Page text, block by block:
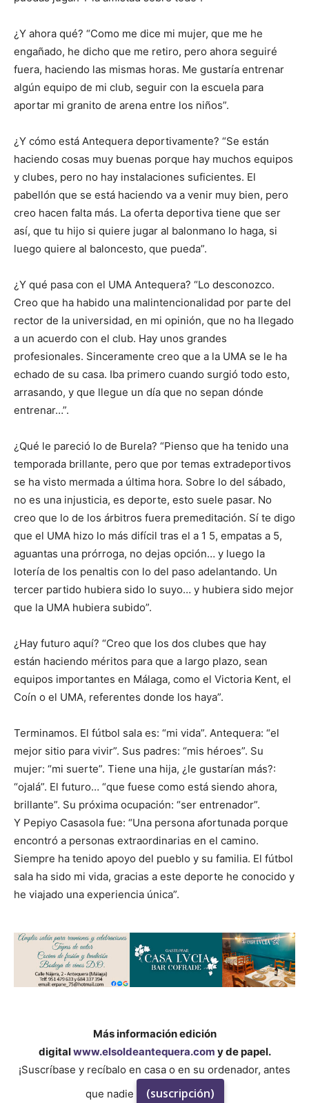
¿Y ahora qué? “Como me dice mi mujer, que me he
engañado, he dicho que me retiro, pero ahora seguiré
fuera, haciendo las mismas horas. Me gustaría entrenar
algún equipo de mi club, seguir con la escuela para
aportar mi granito de arena entre los niños”.
¿Y cómo está Antequera deportivamente? “Se están
haciendo cosas muy buenas porque hay muchos equipos
y clubes, pero no hay instalaciones suficientes. El
pabellón que se está haciendo va a venir muy bien, pero
creo hacen falta más. La oferta deportiva tiene que ser
así, que tu hijo si quiere jugar al balonmano lo haga, si
luego quiere al baloncesto, que pueda”.
¿Y qué pasa con el UMA Antequera? “Lo desconozco.
Creo que ha habido una malintencionalidad por parte del
rector de la universidad, en mi opinión, que no ha llegado
a un acuerdo con el club. Hay unos grandes
profesionales. Sinceramente creo que a la UMA se le ha
echado de su casa. Iba primero cuando surgió todo esto,
arrasando, y que llegue un día que no sepan dónde
entrenar…”.
¿Qué le pareció lo de Burela? “Pienso que ha tenido una
temporada brillante, pero que por temas extradeportivos
se ha visto mermada a última hora. Sobre lo del sábado,
no es una injusticia, es deporte, esto suele pasar. No
creo que lo de los árbitros fuera premeditación. Sí te digo
que el UMA hizo lo más difícil tras el a 1 5, empatas a 5,
aguantas una prórroga, no dejas opción… y luego la
lotería de los penaltis con lo del paso adelantando. Un
tercer partido hubiera sido lo suyo… y hubiera sido mejor
que la UMA hubiera subido”.
¿Hay futuro aquí? “Creo que los dos clubes que hay
están haciendo méritos para que a largo plazo, sean
equipos importantes en Málaga, como el Victoria Kent, el
Coín o el UMA, referentes donde los haya”.
Terminamos. El fútbol sala es: “mi vida”. Antequera: “el
mejor sitio para vivir”. Sus padres: “mis héroes”. Su
mujer: “mi suerte”. Tiene una hija, ¿le gustarían más?:
“ojalá”. El futuro… “que fuese como está siendo ahora,
brillante”. Su próxima ocupación: “ser entrenador”.
Y Pepiyo Casasola fue: “Una persona afortunada porque
encontró a personas extraordinarias en el camino.
Siempre ha tenido apoyo del pueblo y su familia. El fútbol
sala ha sido mi vida, gracias a este deporte he conocido y
he viajado una experiencia única”.
Más información edición
digitalwww.elsoldeantequera.com y de papel.
¡Suscríbase y recíbalo en casa o en su ordenador, antes
que nadie
(suscripción)